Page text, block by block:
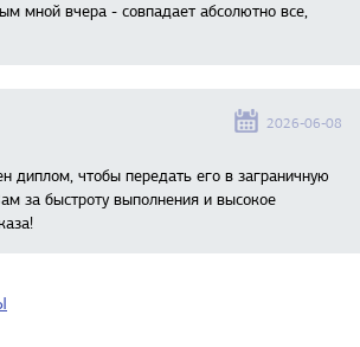
мной вчера - совпадает абсолютно все,
2026-06-08
диплом, чтобы передать его в заграничную
за быстроту выполнения и высокое